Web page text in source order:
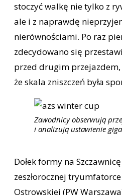
stoczyć walkę nie tylko z
ale i z naprawdę
nierównościami. Po raz
zdecydowano się
przed drugim
że skala zniszczeń była
Zawodnicy obserwują
i analizują ustawienie
Dołek formy na
zeszłorocznej
Ostrowskiej (PW